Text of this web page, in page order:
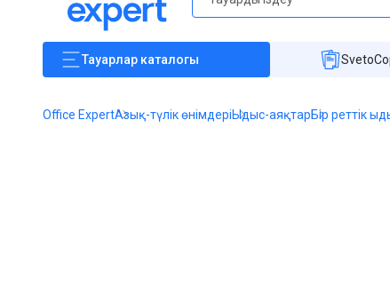
Тауарлар каталогы
Office ExpertАзық-түлік өнімдеріЫдыс-аяқтарБір реттік